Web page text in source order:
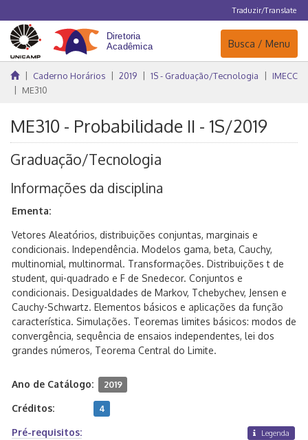
Traduzir/Translate
Navegação
Busca / Menu
Caderno Horários 2019 1S - Graduação/Tecnologia
IMECC
ME310
ME310 - Probabilidade II - 1S/2019
Graduação/Tecnologia
Informações da disciplina
Ementa:
Vetores Aleatórios, distribuições conjuntas, marginais e
condicionais. Independência. Modelos gama, beta, Cauchy,
multinomial, multinormal. Transformações. Distribuições t de
student, qui-quadrado e F de Snedecor. Conjuntos e
condicionais. Desigualdades de Markov, Tchebychev, Jensen e
Cauchy-Schwartz. Elementos básicos e aplicações da função
característica. Simulações. Teoremas limites básicos: modos de
convergência, sequência de ensaios independentes, lei dos
grandes números, Teorema Central do Limite.
Ano de Catálogo: 2019
Créditos: 4
Pré-requisitos: Legenda